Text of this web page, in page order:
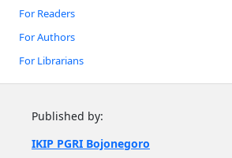
For Readers
For Authors
For Librarians
Published by:
IKIP PGRI Bojonegoro